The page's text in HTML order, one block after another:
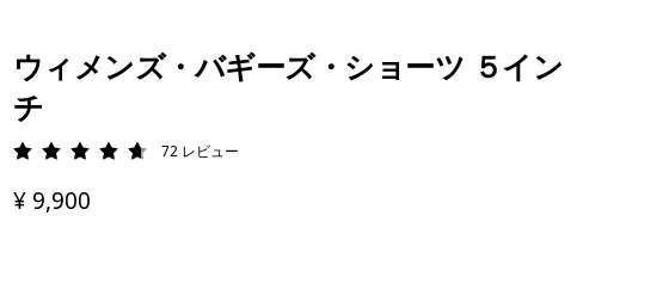
ウィメンズ・バギーズ・ショーツ ５イン
チ
評価: 4.7 / 5
72 レビュー
¥ 9,900